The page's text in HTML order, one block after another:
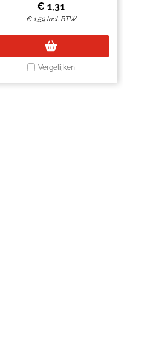
€ 1,31
€1,59 Incl. BTW
Vergelijken